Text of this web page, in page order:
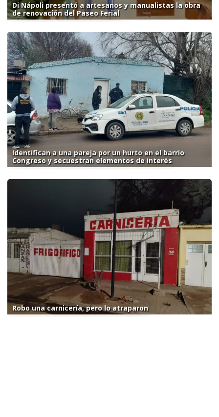
Di Nápoli presentó a artesanos y manualistas la obra
de renovación del Paseo Ferial
Identifican a una pareja por un hurto en el barrio
Congreso y secuestran elementos de interés
Robo una carnicería, pero lo atraparon